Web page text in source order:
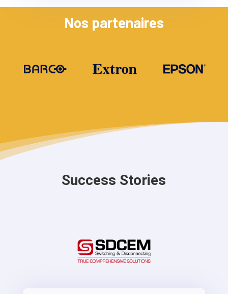
Nos partenaires
Success Stories